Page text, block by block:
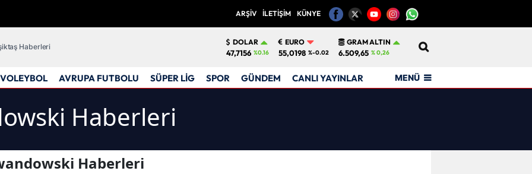
ARŞİV İLETİŞİM KÜNYE
Haberleri
DOLAR
47,7156 %0.16
EURO
55,0198 %-0.02
GRAM ALTIN
6.509,65 % 0,26
VOLEYBOL AVRUPA FUTBOLU SÜPER LİG SPOR GÜNDEM CANLI YAYINLAR MENÜ
Haberleri
Haberleri